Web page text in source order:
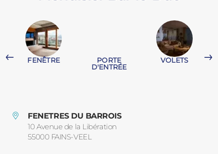
FENÊTRE PORTE
D'ENTRÉE
VOLETS
FENETRES DU BARROIS
10 Avenue de la Libération
55000 FAINS-VEEL
CARPORTS
CLÔTURES